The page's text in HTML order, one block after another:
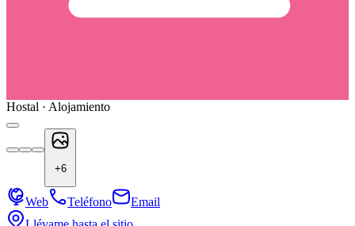
Hostal · Alojamiento
+6
Web Teléfono
Email